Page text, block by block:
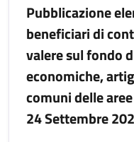
Pubblicazione
beneficiari di
valere sul fondo
economiche,
comuni delle
24 Settembre